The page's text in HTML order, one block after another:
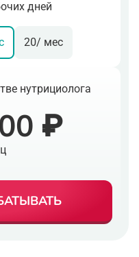
дней
20/ мес
нутрициолога
₽